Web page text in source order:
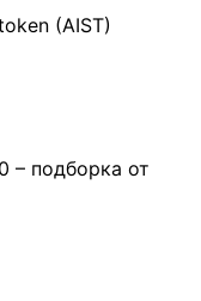
(AIST)
– подборка от